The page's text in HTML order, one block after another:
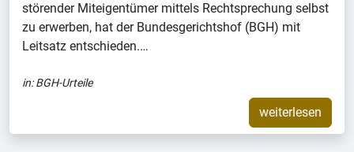
störender Miteigentümer mittels Rechtsprechung selbst
zu erwerben, hat der Bundesgerichtshof (BGH) mit
Leitsatz entschieden.…
in:BGH-Urteile
weiterlesen